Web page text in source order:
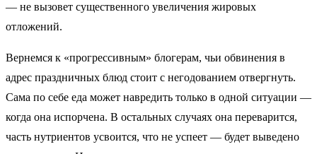
— не вызовет существенного увеличения жировых
отложений.
Вернемся к «прогрессивным» блогерам, чьи обвинения в
адрес праздничных блюд стоит с негодованием отвергнуть.
Сама по себе еда может навредить только в одной ситуации —
когда она испорчена. В остальных случаях она переварится,
часть нутриентов усвоится, что не успеет — будет выведено